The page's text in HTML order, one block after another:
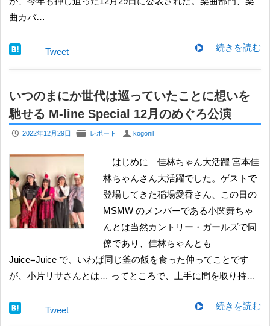
曲カバ…
続きを読む
Tweet
いつのまにか世代は巡っていたことに想いを
馳せる M-line Special 12月のめぐろ公演
P 2022年12月29日 F レポート U kogonil
はじめに 佳林ちゃん大活躍 宮本佳
林ちゃんさん大活躍でした。ゲストで
登場してきた稲場愛香さん、この日の
MSMW のメンバーである小関舞ちゃ
んとは当然カントリー・ガールズで同
僚であり、佳林ちゃんとも
Juice=Juice で、いわば同じ釜の飯を食った仲ってことです
が、小片リサさんとは… ってところで、上手に間を取り持…
続きを読む
Tweet